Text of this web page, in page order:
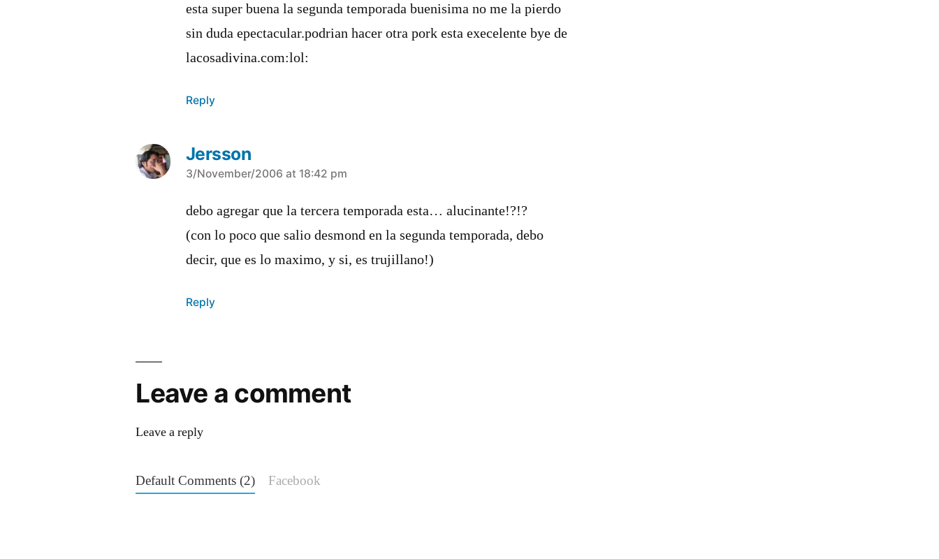
esta super buena la segunda temporada buenisima no me la pierdo
sin duda epectacular.podrian hacer otra pork esta execelente bye de
lacosadivina.com:lol:
Reply
Jersson
says:
3/November/2006 at 18:42 pm
debo agregar que la tercera temporada esta… alucinante!?!?
(con lo poco que salio desmond en la segunda temporada, debo
decir, que es lo maximo, y si, es trujillano!)
Reply
Leave a comment
Leave a reply
Default Comments (2) Facebook